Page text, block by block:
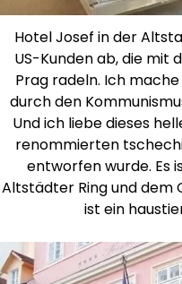
Hotel Josef in der
US-Kunden ab, die mit
Prag radeln. Ich
durch den
Und ich liebe dieses
renommierten
entworfen wurde. Es
Altstädter Ring und dem
ist ein